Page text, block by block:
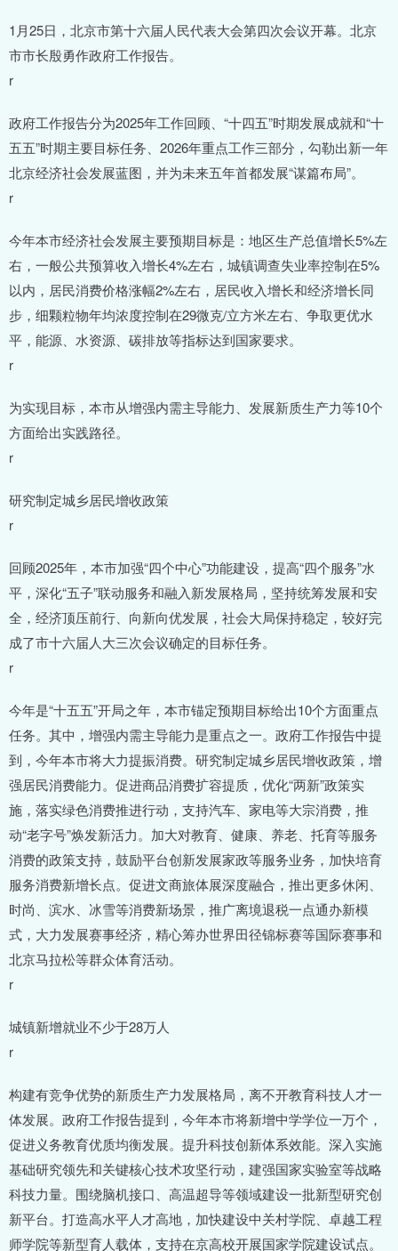
1月25日，北京市第十六届人民代表大会第四次会议开幕。北京
市市长殷勇作政府工作报告。
r
政府工作报告分为2025年工作回顾、“十四五”时期发展成就和“十
五五”时期主要目标任务、2026年重点工作三部分，勾勒出新一年
北京经济社会发展蓝图，并为未来五年首都发展“谋篇布局”。
r
今年本市经济社会发展主要预期目标是：地区生产总值增长5%左
右，一般公共预算收入增长4%左右，城镇调查失业率控制在5%
以内，居民消费价格涨幅2%左右，居民收入增长和经济增长同
步，细颗粒物年均浓度控制在29微克/立方米左右、争取更优水
平，能源、水资源、碳排放等指标达到国家要求。
r
为实现目标，本市从增强内需主导能力、发展新质生产力等10个
方面给出实践路径。
r
研究制定城乡居民增收政策
r
回顾2025年，本市加强“四个中心”功能建设，提高“四个服务”水
平，深化“五子”联动服务和融入新发展格局，坚持统筹发展和安
全，经济顶压前行、向新向优发展，社会大局保持稳定，较好完
成了市十六届人大三次会议确定的目标任务。
r
今年是“十五五”开局之年，本市锚定预期目标给出10个方面重点
任务。其中，增强内需主导能力是重点之一。政府工作报告中提
到，今年本市将大力提振消费。研究制定城乡居民增收政策，增
强居民消费能力。促进商品消费扩容提质，优化“两新”政策实
施，落实绿色消费推进行动，支持汽车、家电等大宗消费，推
动“老字号”焕发新活力。加大对教育、健康、养老、托育等服务
消费的政策支持，鼓励平台创新发展家政等服务业务，加快培育
服务消费新增长点。促进文商旅体展深度融合，推出更多休闲、
时尚、滨水、冰雪等消费新场景，推广离境退税一点通办新模
式，大力发展赛事经济，精心筹办世界田径锦标赛等国际赛事和
北京马拉松等群众体育活动。
r
城镇新增就业不少于28万人
r
构建有竞争优势的新质生产力发展格局，离不开教育科技人才一
体发展。政府工作报告提到，今年本市将新增中学学位一万个，
促进义务教育优质均衡发展。提升科技创新体系效能。深入实施
基础研究领先和关键核心技术攻坚行动，建强国家实验室等战略
科技力量。围绕脑机接口、高温超导等领域建设一批新型研究创
新平台。打造高水平人才高地，加快建设中关村学院、卓越工程
师学院等新型育人载体，支持在京高校开展国家学院建设试点。